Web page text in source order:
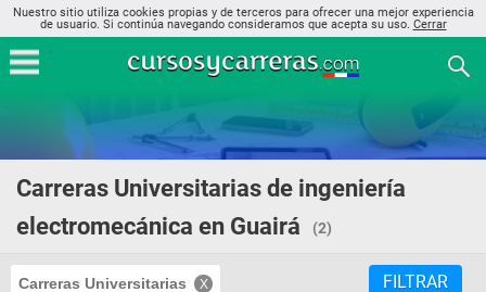
Nuestro sitio utiliza cookies propias y de terceros para ofrecer una mejor experiencia
de usuario. Si continúa navegando consideramos que acepta su uso. Cerrar
Carreras Universitarias de ingeniería
electromecánica en Guairá
(2)
Carreras Universitarias FILTRAR